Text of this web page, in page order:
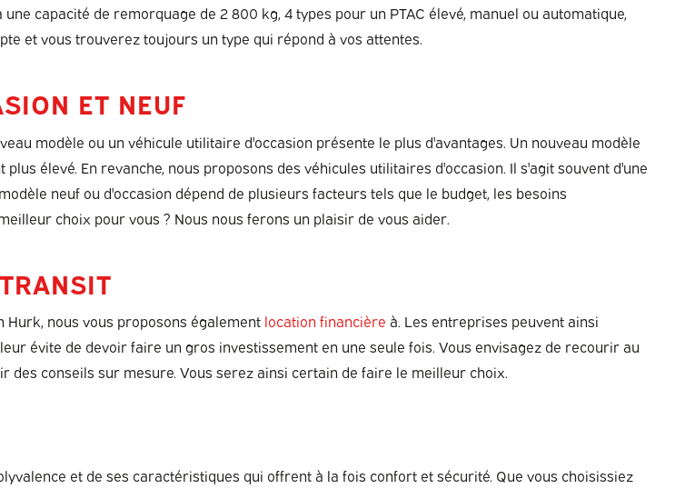
capacité de remorquage de 2 800 kg, 4 types pour un PTAC élevé, manuel ou automatique,
et vous trouverez toujours un type qui répond à vos attentes.
ET NEUF
modèle ou un véhicule utilitaire d'occasion présente le plus d'avantages. Un nouveau modèle
élevé. En revanche, nous proposons des véhicules utilitaires d'occasion. Il s'agit souvent d'une
neuf ou d'occasion dépend de plusieurs facteurs tels que le budget, les besoins
choix pour vous ? Nous nous ferons un plaisir de vous aider.
Hurk, nous vous proposons également location financière à. Les entreprises peuvent ainsi
évite de devoir faire un gros investissement en une seule fois. Vous envisagez de recourir au
conseils sur mesure. Vous serez ainsi certain de faire le meilleur choix.
et de ses caractéristiques qui offrent à la fois confort et sécurité. Que vous choisissiez